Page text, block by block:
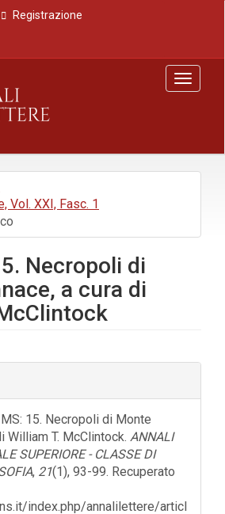
Registrazione
Toggle
Vol. XXI, Fasc. 1
Necropoli di
a cura di
15. Necropoli di Monte
William T. McClintock. ANNALI
SUPERIORE - CLASSE DI
, 21(1), 93-99. Recuperato
index.php/annalilettere/articl